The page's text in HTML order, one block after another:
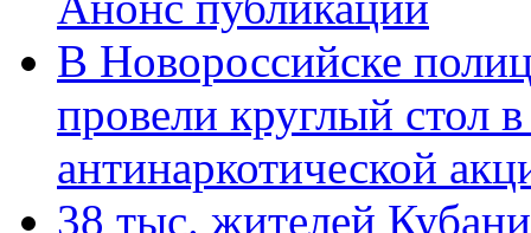
В Новороссийске
провели круглый стол
антинаркотической
38 тыс. жителей